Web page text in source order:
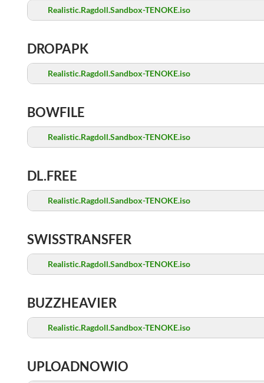
Realistic.Ragdoll.Sandbox-TENOKE.iso
DROPAPK
Realistic.Ragdoll.Sandbox-TENOKE.iso
BOWFILE
Realistic.Ragdoll.Sandbox-TENOKE.iso
DL.FREE
Realistic.Ragdoll.Sandbox-TENOKE.iso
SWISSTRANSFER
Realistic.Ragdoll.Sandbox-TENOKE.iso
BUZZHEAVIER
Realistic.Ragdoll.Sandbox-TENOKE.iso
UPLOADNOWIO